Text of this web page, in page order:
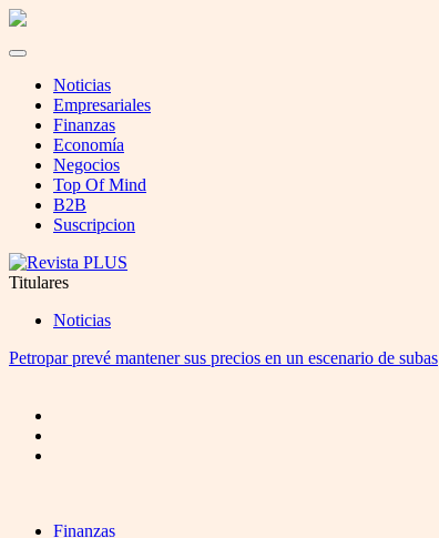
Noticias
Empresariales
Finanzas
Economía
Negocios
Top Of Mind
B2B
Suscripcion
Titulares
Noticias
Petropar prevé mantener sus precios en un escenario de subas
Finanzas